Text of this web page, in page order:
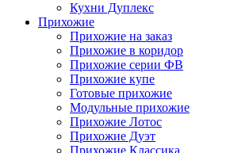
Кухни Дуплекс
Прихожие
Прихожие на заказ
Прихожие в коридор
Прихожие серии ФВ
Прихожие купе
Готовые прихожие
Модульные прихожие
Прихожие Лотос
Прихожие Дуэт